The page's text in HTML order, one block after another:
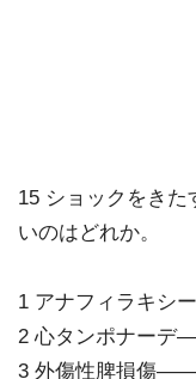
15 ショックをきた
いのはどれか。
1 アナフィラキ
2 心タンポナー
3 外傷性脾損傷